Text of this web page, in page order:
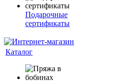
Подарочные
сертификаты
Каталог